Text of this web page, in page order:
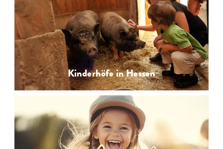
Kinderhöfe in Hessen